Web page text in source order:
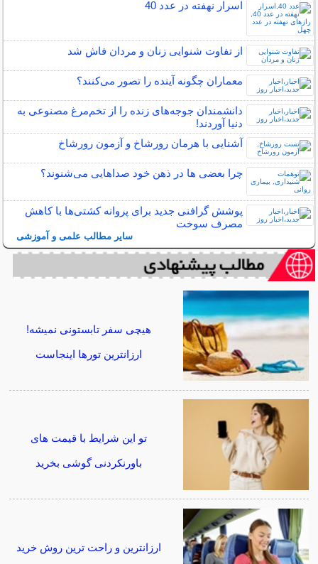
اسرار نهفته در عدد 40
از تفاوت شنوایی زنان و مردان فاش شد
معماران چگونه آینده را تصور می‌کنند؟
دانشمندان جوجه‌های زنده را از تخم‌مرغ مصنوعی به
دنیا آوردند!
آشنایی با هرمان رورشاخ و آزمون رورشاخ
چرا بعضی ها در ذهن خود صداهایی می‌شنوند؟
پوشش گرافنی جدید برای پروانه کشتی‌ها با کاهش
مصرف سوخت
سایر مطالب علمی و آموزشی
هیچی سفر تابستونی نمیشه!
ارزانترین تورها اینجاست
تو این شرایط با قیمت های
باورنکردنی گوشی بخرید
ارزانترین و راحت ترین روش خرید